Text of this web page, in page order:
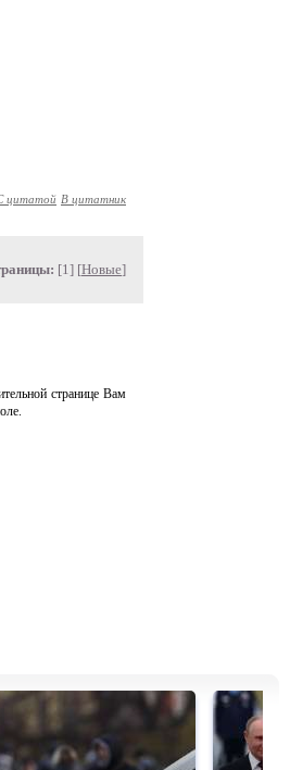
цитатой В цитатник
[1] [Новые]
странице Вам